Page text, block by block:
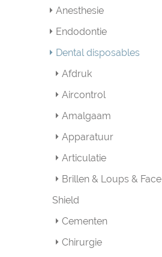
Anesthesie
Endodontie
Dental disposables
Afdruk
Aircontrol
Amalgaam
Apparatuur
Articulatie
Brillen & Loups & Face
Shield
Cementen
Chirurgie